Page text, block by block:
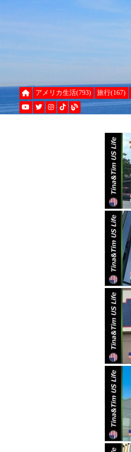
アメリカ生活(793) 旅行(167)